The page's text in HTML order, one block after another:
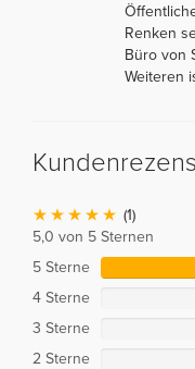
Renken
Büro von
Weiteren
(1)
5,0 von 5 Sternen
5 Sterne
4 Sterne
3 Sterne
2 Sterne